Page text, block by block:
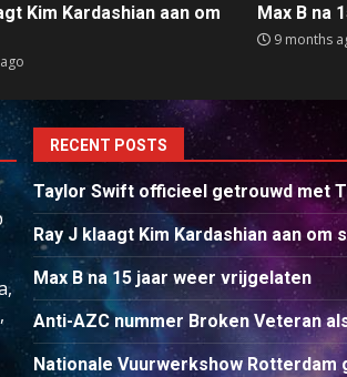
Kim Kardashian aan om
Max B na
9 months
RECENT POSTS
Taylor Swift officieel getrouwd met
Ray J klaagt Kim Kardashian aan om
Max B na 15 jaar weer vrijgelaten
Anti-AZC nummer Broken Veteran
Nationale Vuurwerkshow Rotterdam